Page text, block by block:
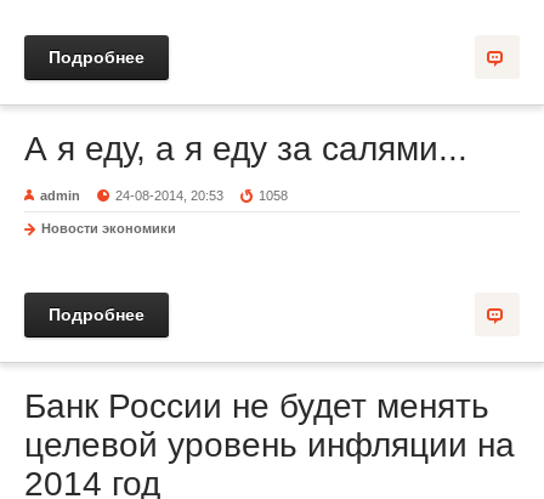
Подробнее
А я еду, а я еду за салями...
admin 24-08-2014, 20:53 1058
Новости экономики
Подробнее
Банк России не будет менять
целевой уровень инфляции на
2014 год